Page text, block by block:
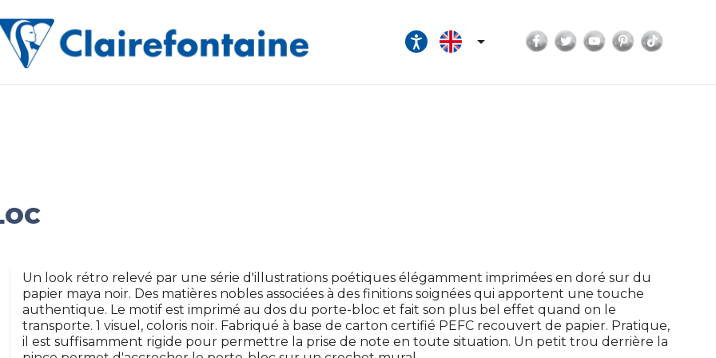
 Facebook
TwitterYouTubePinterest
Un look rétro relevé par une série d'illustrations poétiques élégamment imprimées en doré sur du
papier maya noir. Des matières nobles associées à des finitions soignées qui apportent une touche
authentique. Le motif est imprimé au dos du porte-bloc et fait son plus bel effet quand on le
transporte. 1 visuel, coloris noir. Fabriqué à base de carton certifié PEFC recouvert de papier. Pratique,
il est suffisamment rigide pour permettre la prise de note en toute situation. Un petit trou derrière la